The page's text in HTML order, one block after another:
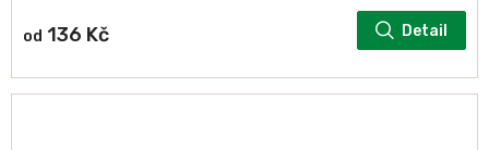
od 136 Kč Detail